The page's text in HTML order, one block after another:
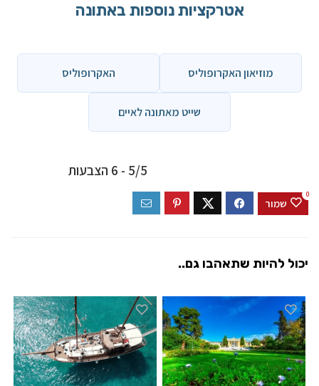
אטרקציות נוספות באתונה
מוזיאון האקרופוליס האקרופוליס
שייט מאתונה לאיים
5/5 - 6 הצבעות
שמור
0
יכול להיות שתאהבו גם..